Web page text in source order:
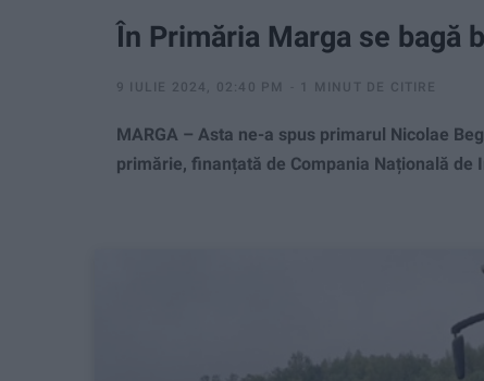
În Primăria Marga se bagă
9 IULIE 2024, 02:40 PM 1 MINUT DE CITIRE
MARGA – Asta ne-a spus primarul Nicolae
primărie, finanțată de Compania Națională de